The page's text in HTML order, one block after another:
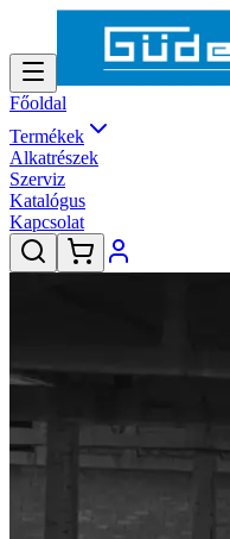
Főoldal
Termékek
Alkatrészek
Szerviz
Katalógus
Kapcsolat